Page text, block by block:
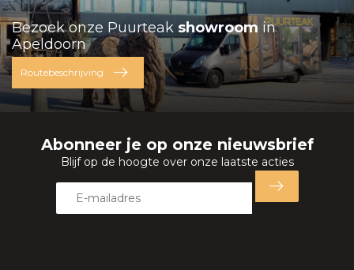
Bezoek onze Puurteak showroom in
Apeldoorn
Routebeschrijving
Abonneer je op onze nieuwsbrief
Blijf op de hoogte over onze laatste acties